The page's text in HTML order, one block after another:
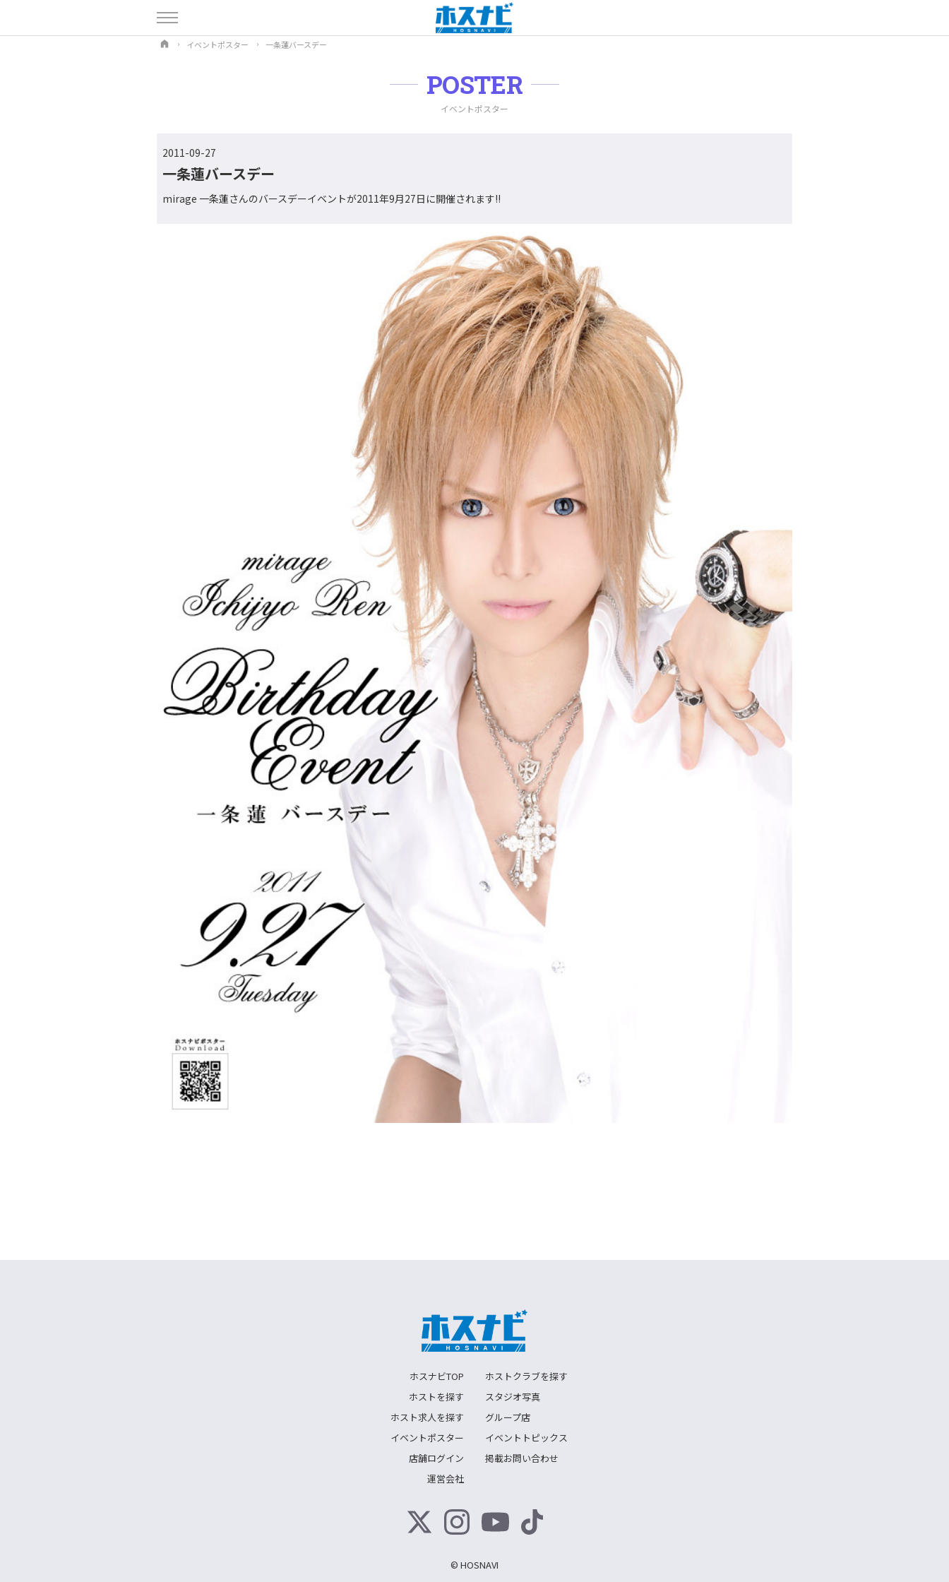
イベントポスター 一条蓮バースデー
POSTER
イベントポスター
2011-09-27
一条蓮バースデー
mirage 一条蓮さんのバースデーイベントが2011年9月27日に開催されます!!
ホスナビTOP
ホストクラブを探す
ホストを探す
スタジオ写真
ホスト求人を探す
グループ店
イベントポスター
イベントトピックス
店舗ログイン
掲載お問い合わせ
運営会社
© HOSNAVI